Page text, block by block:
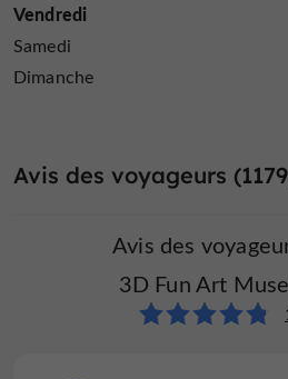
Vendredi
Samedi
Dimanche
Avis des voyageurs
Avis des
3D Fun Art